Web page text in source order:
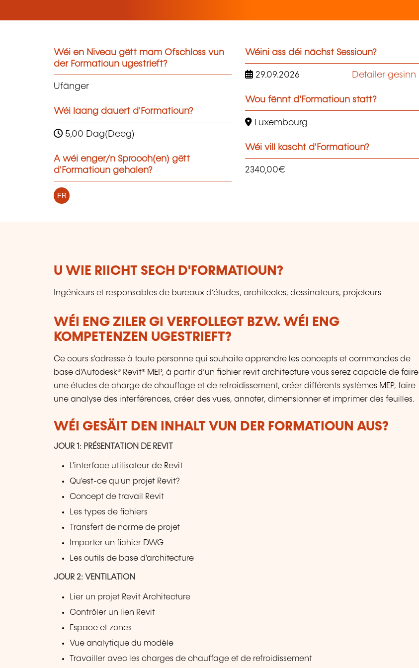
Wéi en Niveau gëtt mam Ofschloss vun
der Formatioun ugestrieft?
Ufänger
Wéi laang dauert d'Formatioun?
5,00 Dag(Deeg)
A wéi enger/n Sprooch(en) gëtt
d'Formatioun gehalen?
FR
Wéini ass déi nächst Sessioun?
29.09.2026 Detailer gesinn
Wou fënnt d'Formatioun statt?
Luxembourg
Wéi vill kascht d'Formatioun?
2340,00€
U WIE RIICHT SECH D'FORMATIOUN?
Ingénieurs et responsables de bureaux d’études, architectes, dessinateurs, projeteurs
WÉI ENG ZILER GI VERFOLLEGT BZW. WÉI ENG
KOMPETENZEN UGESTRIEFT?
Ce cours s'adresse à toute personne qui souhaite apprendre les concepts et commandes de
base d'Autodesk® Revit® MEP, à partir d’un fichier revit architecture vous serez capable de faire
une études de charge de chauffage et de refroidissement, créer différents systèmes MEP, faire
une analyse des interférences, créer des vues, annoter, dimensionner et imprimer des feuilles.
WÉI GESÄIT DEN INHALT VUN DER FORMATIOUN AUS?
JOUR 1: PRÉSENTATION DE REVIT
L'interface utilisateur de Revit
Qu'est-ce qu'un projet Revit?
Concept de travail Revit
Les types de fichiers
Transfert de norme de projet
Importer un fichier DWG
Les outils de base d'architecture
JOUR 2: VENTILATION
Lier un projet Revit Architecture
Contrôler un lien Revit
Espace et zones
Vue analytique du modèle
Travailler avec les charges de chauffage et de refroidissement